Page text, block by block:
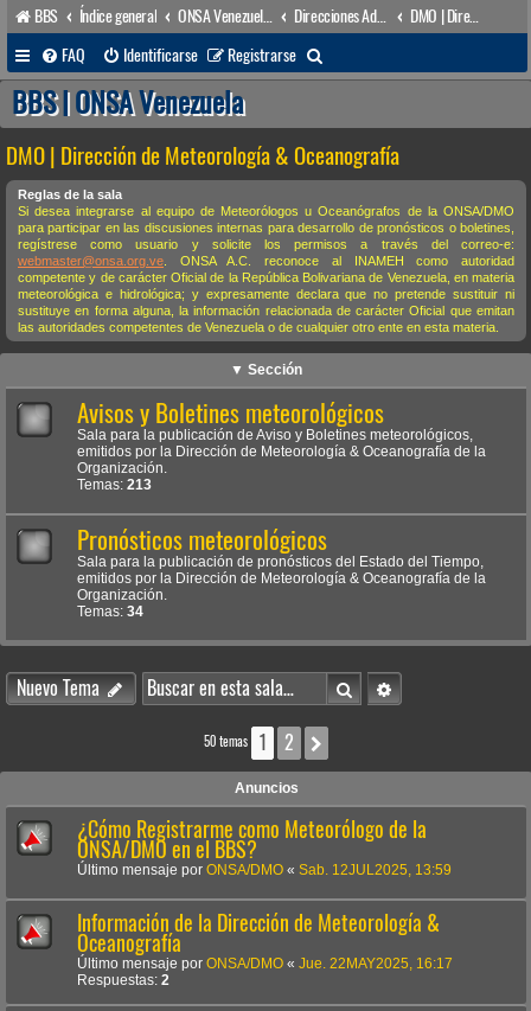
BBS Índice general Direcciones Administrativas
DMO | Dirección de Meteorología & Oceanografía
FAQ
Identificarse Registrarse
u
c
a
r
BBS | ONSA Venezuela
DMO | Dirección de Meteorología & Oceanografía
Reglas de la sala
Si desea integrarse al equipo de Meteorólogos u Oceanógrafos de la ONSA/DMO
para participar en las discusiones internas para desarrollo de pronósticos o boletines,
regístrese como usuario y solicite los permisos a través del correo-e:
webmaster@onsa.org.ve . ONSA A.C. reconoce al INAMEH como autoridad
competente y de carácter Oficial de la República Bolivariana de Venezuela, en materia
meteorológica e hidrológica; y expresamente declara que no pretende sustituir ni
sustituye en forma alguna, la información relacionada de carácter Oficial que emitan
las autoridades competentes de Venezuela o de cualquier otro ente en esta materia.
▼ Sección
Avisos y Boletines meteorológicos
Sala para la publicación de Aviso y Boletines meteorológicos,
emitidos por la Dirección de Meteorología & Oceanografía de la
Organización.
Temas: 213
Pronósticos meteorológicos
Sala para la publicación de pronósticos del Estado del Tiempo,
emitidos por la Dirección de Meteorología & Oceanografía de la
Organización.
Temas: 34
Nuevo Tema BuscarBúsqueda avanzada
50 temas 1 2
Anuncios
¿Cómo Registrarme como Meteorólogo de la
ONSA/DMO en el BBS?
Último mensaje por ONSA/DMO « Sab. 12JUL2025, 13:59
Información de la Dirección de Meteorología &
Oceanografía
Último mensaje por ONSA/DMO « Jue. 22MAY2025, 16:17
Respuestas: 2